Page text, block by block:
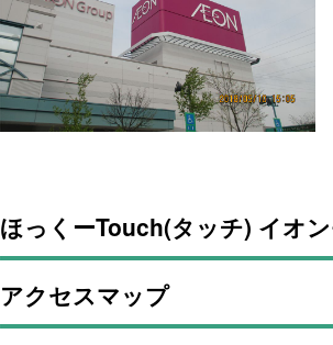
ほっくーTouch(タッチ) イオ
アクセスマップ